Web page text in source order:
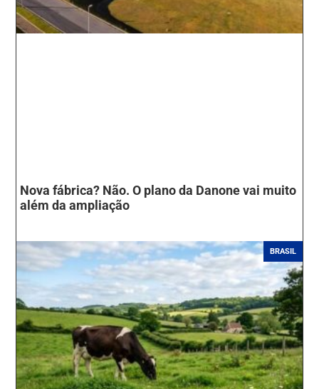
Nova fábrica? Não. O plano da Danone vai muito
além da ampliação
BRASIL